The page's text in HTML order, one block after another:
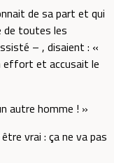
de sa part et qui
de toutes les
– , disaient : «
effort et accusait le
autre homme ! »
vrai : ça ne va pas